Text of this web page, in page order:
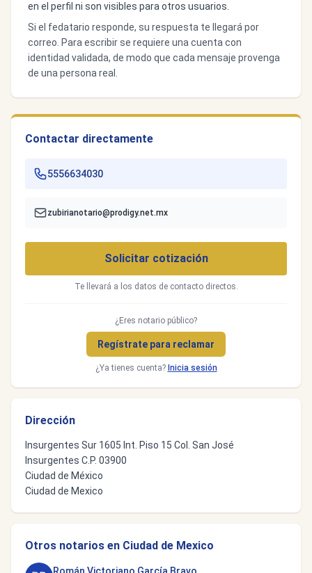
en el perfil ni son visibles para otros usuarios.
Si el fedatario responde, su respuesta te llegará por
correo. Para escribir se requiere una cuenta con
identidad validada, de modo que cada mensaje provenga
de una persona real.
Contactar directamente
5556634030
zubirianotario@prodigy.net.mx
Solicitar cotización
Te llevará a los datos de contacto directos.
¿Eres notario público?
Regístrate para reclamar
¿Ya tienes cuenta? Inicia sesión
Dirección
Insurgentes Sur 1605 Int. Piso 15 Col. San José
Insurgentes C.P. 03900
Ciudad de México
Ciudad de Mexico
Otros notarios en Ciudad de Mexico